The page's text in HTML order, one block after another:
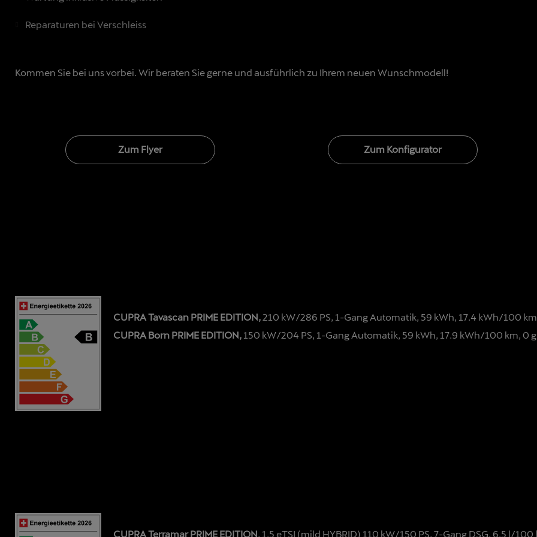
Reparaturen bei Verschleiss
Kommen Sie bei uns vorbei. Wir beraten Sie gerne und ausführlich zu Ihrem neuen Wunschmodell!
Zum Flyer Zum Konfigurator
CUPRA Tavascan PRIME EDITION, 210 kW/286 PS, 1-Gang Automatik, 59 kWh, 17.4 kWh/100
CUPRA Born PRIME EDITION, 150 kW/204 PS, 1-Gang Automatik, 59 kWh, 17.9 kWh/100 km, 0
CUPRA Terramar PRIME EDITION, 1.5 eTSI (mild HYBRID) 110 kW/150 PS, 7-Gang DSG, 6.5 l/